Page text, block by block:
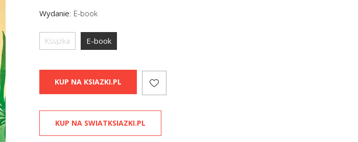
Wydanie: E-book
Książka E-book
KUP NA KSIAZKI.PL
KUP NA SWIATKSIAZKI.PL